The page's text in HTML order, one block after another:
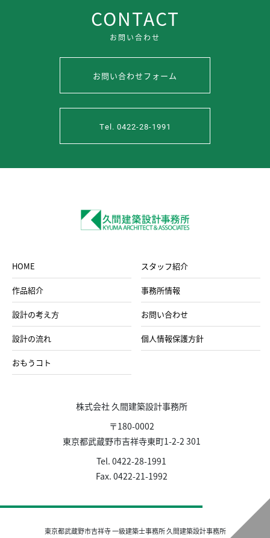
東京都武蔵野市吉祥寺 一級建築士事務所 久間建築設計事務所
CONTACT
お問い合わせ
お問い合わせフォーム
Tel. 0422-28-1991
HOME
作品紹介
設計の考え方
設計の流れ
おもうコト
スタッフ紹介
事務所情報
お問い合わせ
個人情報保護方針
株式会社 久間建築設計事務所
〒180-0002
東京都武蔵野市吉祥寺東町1-2-2 301
Tel. 0422-28-1991
Fax. 0422-21-1992